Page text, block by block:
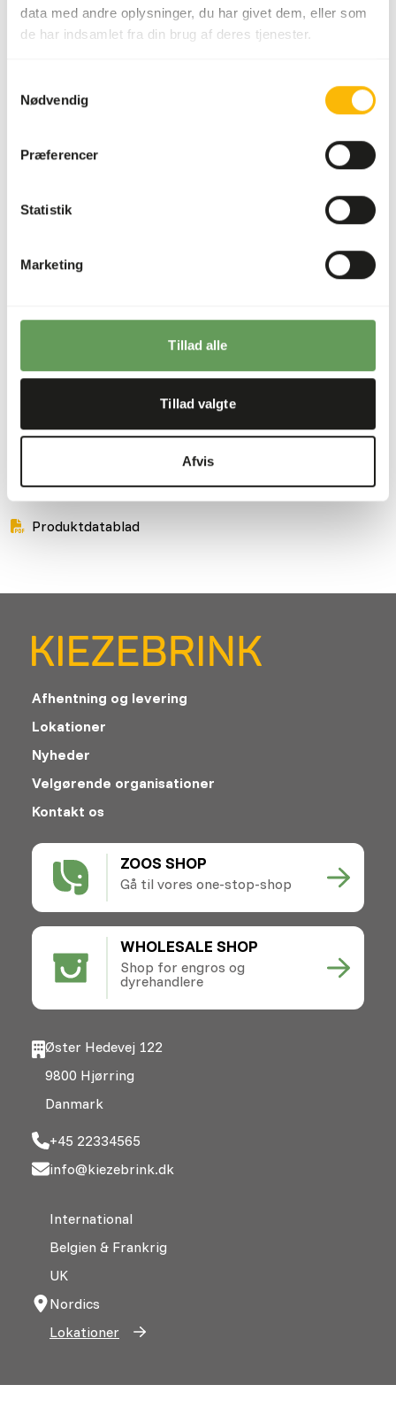
data med andre oplysninger, du har givet dem, eller som
de har indsamlet fra din brug af deres tjenester.
Nødvendig
Præferencer
Statistik
Marketing
Tillad alle
Tillad valgte
Afvis
Analytiske bestanddele
Fugt 59,6% Råaske
3,7%
Fedtindhold
Produktdatablad
Ernæringsråd
forholdsregler.
ZOOS SHOP
Gå til vores one-stop-shop
WHOLESALE SHOP
Shop for engros og
dyrehandlere
Afhentning og levering
Lokationer
Nyheder
Velgørende organisationer
Kontakt os
Øster Hedevej 122
9800 Hjørring
Danmark
+45 22334565
info@kiezebrink.dk
International
Belgien & Frankrig
UK
Nordics
Lokationer